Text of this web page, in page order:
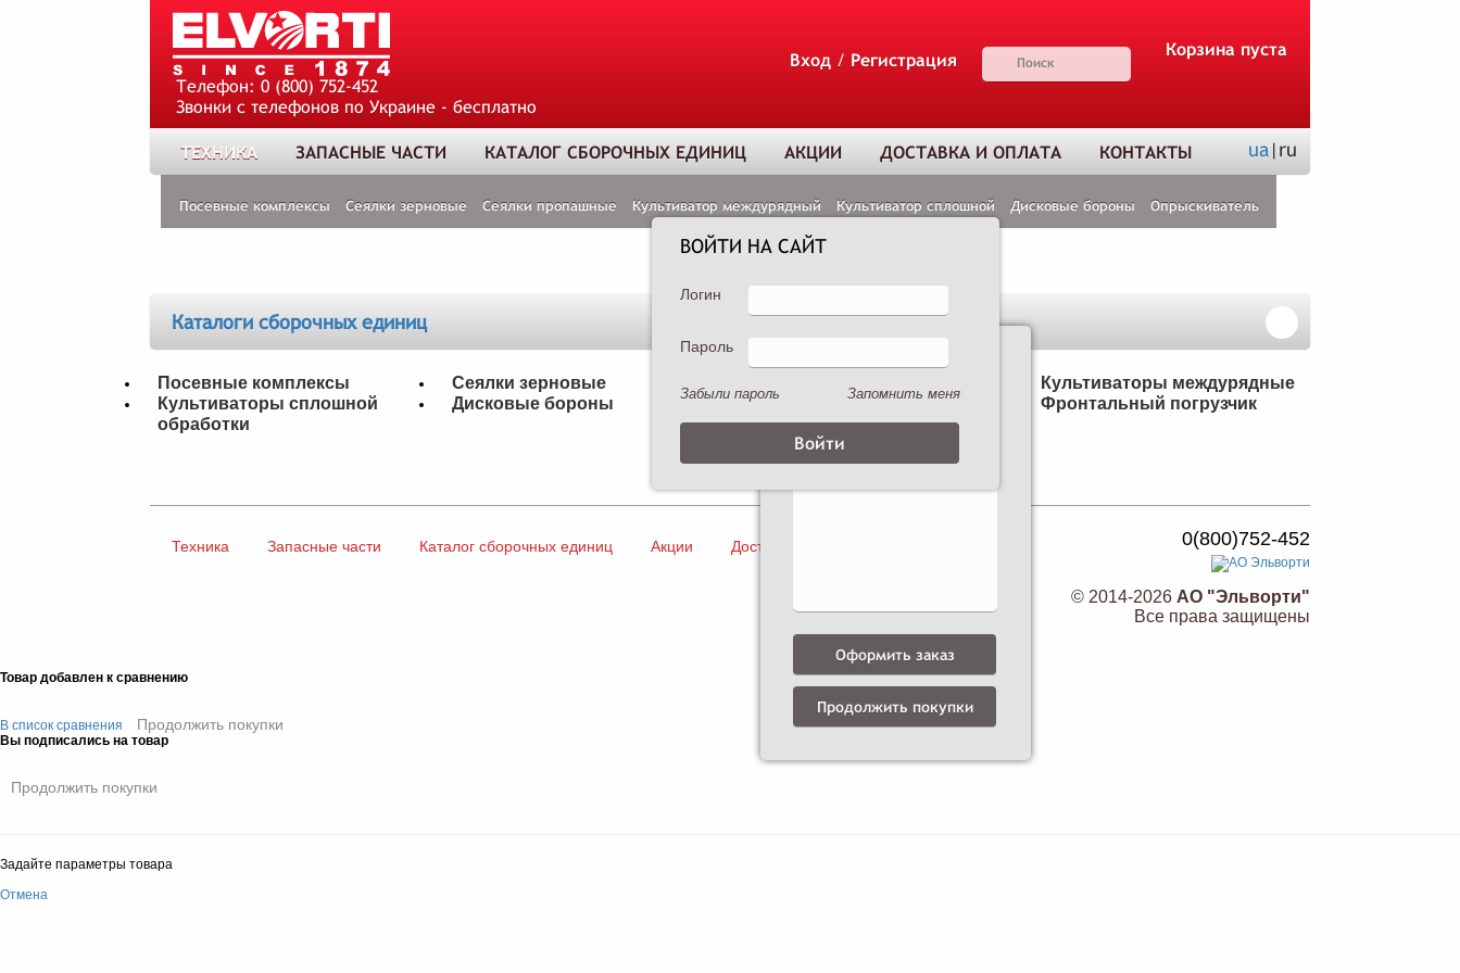
Телефон: 0 (800) 752-452
Звонки с телефонов по Украине - бесплатно
Вход / Регистрация
Корзина пуста
ТЕХНИКА ЗАПАСНЫЕ ЧАСТИ КАТАЛОГ СБОРОЧНЫХ ЕДИНИЦ АКЦИИ ДОСТАВКА И ОПЛАТА КОНТАКТЫ ua|ru
Посевные комплексы Сеялки зерновые Сеялки пропашные Культиватор междурядный Культиватор сплошной Дисковые бороны Опрыскиватель
Каталоги сборочных единиц
Посевные комплексы Сеялки зерновые
Культиваторы междурядные
Культиваторы сплошной
обработки
Дисковые бороны Опрыскиватели Фронтальный погрузчик
Техника Запасные части Каталог сборочных единиц Акции Доставка и оплата 0(800)752-452
© 2014-2026 АО "Эльворти"
Все права защищены
Товар добавлен к сравнению
В список сравнения Продолжить покупки
Оформить заказ
Продолжить покупки
Вы подписались на товар
Продолжить покупки
Задайте параметры товара
Отмена
ВОЙТИ НА САЙТ
Логин
Пароль
Забыли пароль Запомнить меня